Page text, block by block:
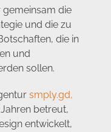
die
und die zu
die in
und
sollen.
smply.gd,
betreut,
entwickelt,